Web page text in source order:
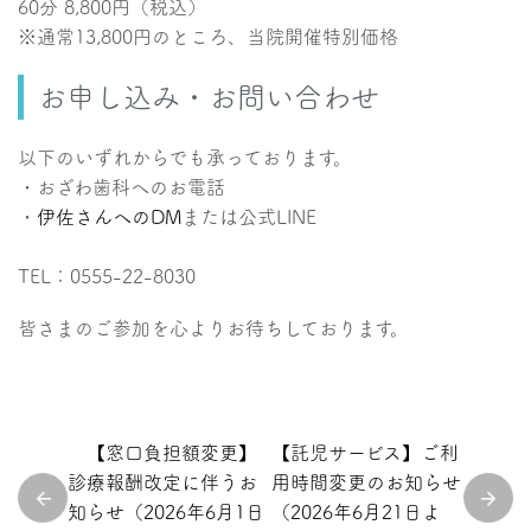
60分 8,800円（税込）
※通常13,800円のところ、当院開催特別価格
お申し込み・お問い合わせ
以下のいずれからでも承っております。
・おざわ歯科へのお電話
・ 伊佐さんへのDM または公式LINE
TEL：0555-22-8030
皆さまのご参加を心よりお待ちしております。
【窓口負担額変更】
診療報酬改定に伴うお
知らせ（2026年6月1日
【託児サービス】ご利
用時間変更のお知らせ
（2026年6月21日よ